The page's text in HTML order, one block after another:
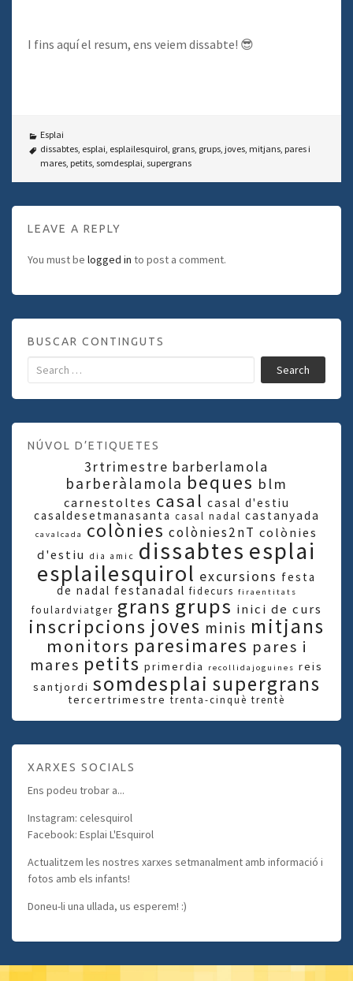
I fins aquí el resum, ens veiem dissabte! 😎
Esplai
dissabtes esplai esplailesquirol grans grups joves mitjans pares i
mares petits somdesplai supergrans
LEAVE A REPLY
You must be logged in to post a comment.
BUSCAR CONTINGUTS
Search
NÚVOL D’ETIQUETES
3rtrimestre barberlamola
barberàlamola beques blm
carnestoltes casal casal d'estiu
casaldesetmanasanta casal nadal castanyada
cavalcada colònies colònies2nT colònies
d'estiu
dia amic dissabtes esplai
esplailesquirol excursions festa
de nadal festanadal fidecurs firaentitats
foulardviatger grans grups inici de curs
inscripcions joves minis mitjans
monitors paresimares pares i
mares petits primerdia recollidajoguines reis
santjordi somdesplai supergrans
tercertrimestre trenta-cinquè trentè
XARXES SOCIALS
Ens podeu trobar a...
Instagram: celesquirol
Facebook: Esplai L'Esquirol
Actualitzem les nostres xarxes setmanalment amb informació i
fotos amb els infants!
Doneu-li una ullada, us esperem! :)